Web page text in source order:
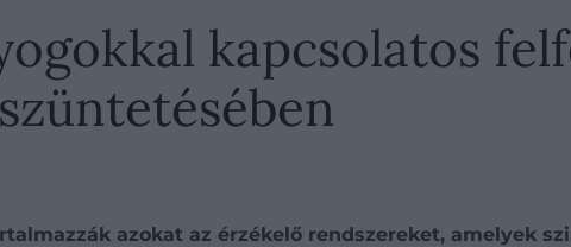
kapcsolatos
azokat az érzékelő rendszereket, amelyek